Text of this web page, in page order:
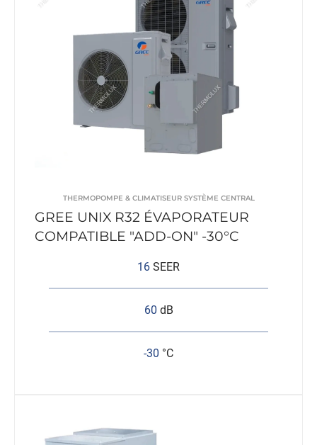
THERMOPOMPE & CLIMATISEUR SYSTÈME CENTRAL
GREE UNIX R32 ÉVAPORATEUR
COMPATIBLE "ADD-ON" -30°C
16 SEER
60 dB
-30 °C